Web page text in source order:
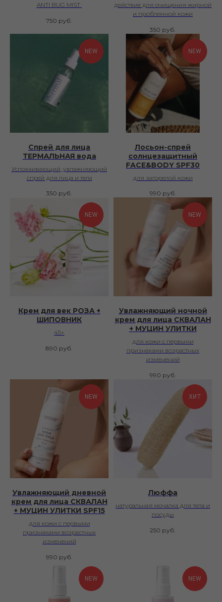
ANTI BUG MIST
750 руб.
действие для очищения жирной
и проблемной кожи
350 руб.
NEW
Спрей для лица
ТЕРМАЛЬНАЯ вода
Успокаивающий, увлажняющий
спрей для лица и тела
350 руб.
NEW
Лосьон-спрей
солнцезащитный
FACE&BODY SPF30
для загорелой кожи
990 руб.
NEW
Крем для век РОЗА +
ШИПОВНИК
45+
890 руб.
NEW
Увлажняющий ночной
крем для лица СКВАЛАН
+ МУЦИН УЛИТКИ
для кожи с первыми
признаками возрастных
изменений
990 руб.
NEW
Увлажняющий дневной
крем для лица СКВАЛАН
+ МУЦИН УЛИТКИ SPF15
для кожи с первыми
признаками возрастных
изменений
990 руб.
ХИТ
Люффа
натуральная мочалка для тела и
посуды
250 руб.
NEW NEW